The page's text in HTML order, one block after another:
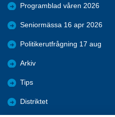
Programblad våren 2026
Seniormässa 16 apr 2026
Politikerutfrågning 17 aug
Arkiv
Tips
Distriktet